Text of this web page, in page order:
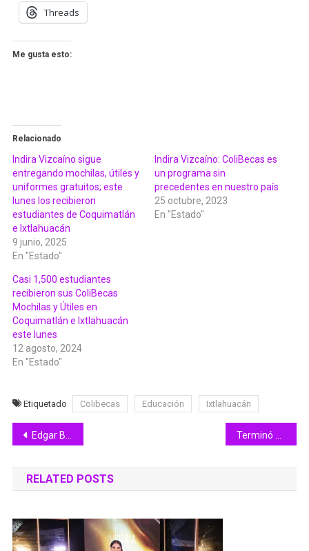
Threads
Me gusta esto:
Relacionado
Indira Vizcaíno sigue
entregando mochilas, útiles y
uniformes gratuitos; este
lunes los recibieron
estudiantes de Coquimatlán
e Ixtlahuacán
9 junio, 2025
En "Estado"
Indira Vizcaíno: ColiBecas es
un programa sin
precedentes en nuestro país
25 octubre, 2023
En "Estado"
Casi 1,500 estudiantes
recibieron sus ColiBecas
Mochilas y Útiles en
Coquimatlán e Ixtlahuacán
este lunes
12 agosto, 2024
En "Estado"
Etiquetado Colibecas Educación Ixtlahuacán
Navegación
de
entradas
Edgar Barajas participará en sus terceros Juegos Parapanamericanos, en Chile Terminó curso de elaboración de gelatinas artísticas en la colonia El Porvenir
RELATED POSTS